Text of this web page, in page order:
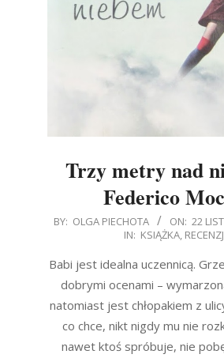
Trzy metry nad
Federico
2014-
22
BY: OLGA PIECHOTA ON: 22
IN: KSIĄŻKA,
Babi jest idealna uczennicą.
dobrymi ocenami –
natomiast jest chłopakiem z
co chce, nikt nigdy mu nie
nawet ktoś spróbuje, nie